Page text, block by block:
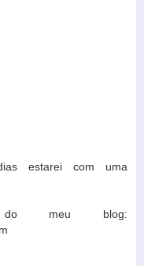
estarei com uma
do meu blog: